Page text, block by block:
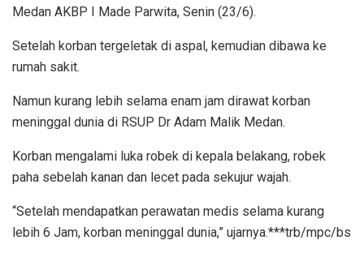
Medan AKBP I Made Parwita, Senin (23/6).
Setelah korban tergeletak di aspal, kemudian dibawa ke
rumah sakit.
Namun kurang lebih selama enam jam dirawat korban
meninggal dunia di RSUP Dr Adam Malik Medan.
Korban mengalami luka robek di kepala belakang, robek
paha sebelah kanan dan lecet pada sekujur wajah.
“Setelah mendapatkan perawatan medis selama kurang
lebih 6 Jam, korban meninggal dunia,” ujarnya.***trb/mpc/bs